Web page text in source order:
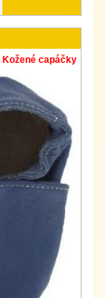
Kožené capáčky